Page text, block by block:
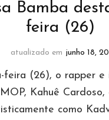
Bamba
feira (26)
atualizado em junho 18,
feira (26), o rapper e
Kahuê Cardoso,
como